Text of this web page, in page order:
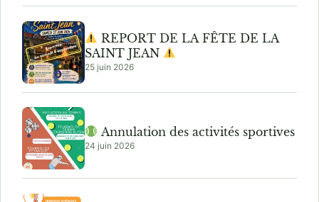
REPORT DE LA FÊTE DE LA
SAINT JEAN
25 juin 2026
Annulation des activités sportives
24 juin 2026